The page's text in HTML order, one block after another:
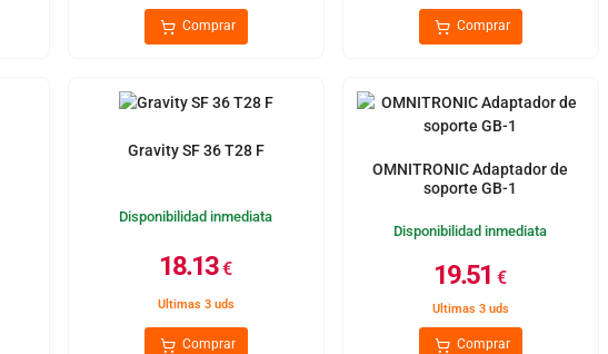
Comprar Comprar
Gravity SF 36 T28 F
Disponibilidad inmediata
18.13€
Ultimas 3 uds
Comprar
OMNITRONIC Adaptador de
soporte GB-1
Disponibilidad inmediata
19.51 €
Ultimas 3 uds
Comprar